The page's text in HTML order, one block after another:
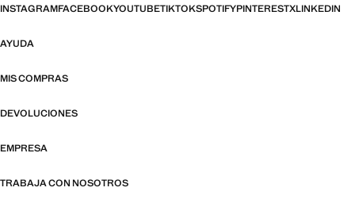
INSTAGRAMFACEBOOKYOUTUBETIKTOKSPOTIFYPINTERESTXLINKEDIN
AYUDA
MIS COMPRAS
DEVOLUCIONES
EMPRESA
TRABAJA CON NOSOTROS